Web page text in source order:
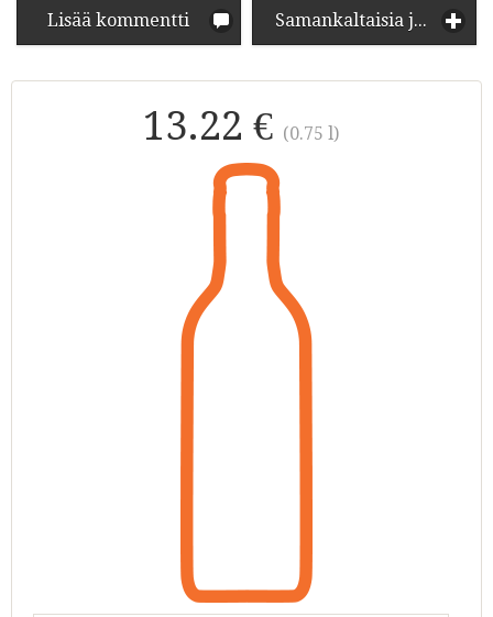
Lisää kommentti Samankaltaisia juomia
13.22 € (0.75 l)